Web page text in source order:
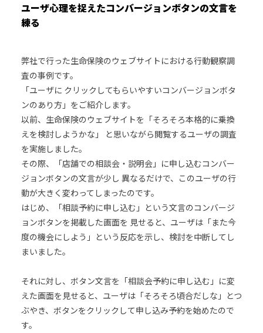
ユーザ心理を捉えたコンバージョンボタンの文言を
練る
弊社で行った生命保険のウェブサイトにおける行動観察調
査の事例です。
「ユーザに クリックしてもらいやすいコンバージョンボタ
ンのあり方」をご紹介します。
以前、生命保険のウェブサイトを「そろそろ本格的に乗換
えを検討しようかな」 と思いながら閲覧するユーザの調査
を実施しました。
その際、「店舗での相談会・説明会」に申し込むコンバー
ジョンボタンの文言が少し 異なるだけで、このユーザの行
動が大きく変わってしまったのです。
はじめ、「相談予約に申し込む」という文言のコンバージ
ョンボタンを掲載した画面を 見せると、ユーザは「また今
度の機会にしよう」という反応を示し、検討を中断してし
まいました。
それに対し、ボタン文言を「相談会予約に申し込む」に変
えた画面を見せると、ユーザは「そろそろ頃合だしな」とつ
ぶやき、ボタンをクリックして申し込み予約を始めたので
す。